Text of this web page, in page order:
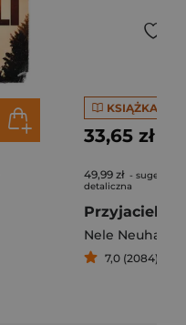
KSIĄŻKA
33,65 zł
49,99 zł -
detaliczna
Przyjaciele
Nele Neuhaus
7,0 (2084)